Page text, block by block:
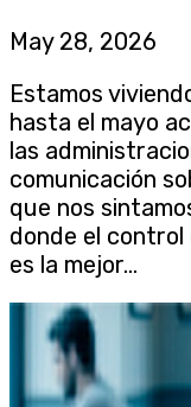
May 28, 2026
Estamos
hasta el mayo
las
comunicación
que nos
donde el control
es la mejor...